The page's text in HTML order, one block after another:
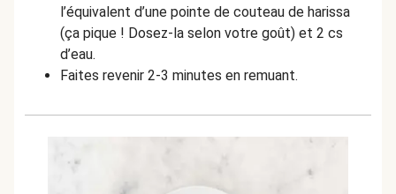
l’équivalent d’une pointe de couteau de harissa
(ça pique ! Dosez-la selon votre goût) et 2 cs
d’eau.
Faites revenir 2-3 minutes en remuant.